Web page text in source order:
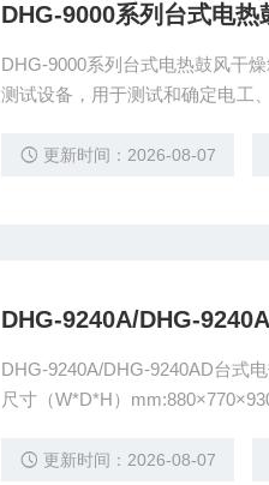
DHG-9000系列台式电热
DHG-9000系列台式电热鼓风干
测试设备，用于测试和确定电工
更新时间：2026-08-07
DHG-9240A/DHG-
DHG-9240A/DHG-9240AD台式
尺寸（W*D*H）
更新时间：2026-08-07